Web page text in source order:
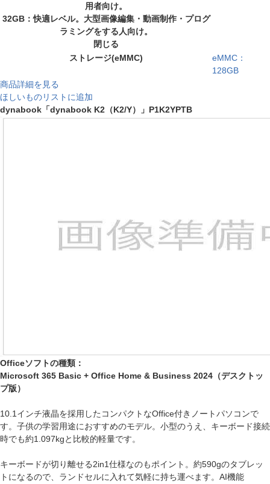
用者向け。
32GB：快適レベル。大型画像編集・動画制作・プログ
ラミングをする人向け。
閉じる
ストレージ(eMMC)
eMMC：
128GB
商品詳細を見る
ほしいものリストに追加
dynabook「dynabook K2（K2/Y）」P1K2YPTB
Officeソフトの種類：
Microsoft 365 Basic + Office Home & Business 2024（デスクトッ
プ版）
10.1インチ液晶を採用したコンパクトなOffice付きノートパソコンで
す。子供の学習用途におすすめのモデル。小型のうえ、キーボード接続
時でも約1.097kgと比較的軽量です。
キーボードが切り離せる2in1仕様なのもポイント。約590gのタブレッ
トになるので、ランドセルに入れて気軽に持ち運べます。AI機能